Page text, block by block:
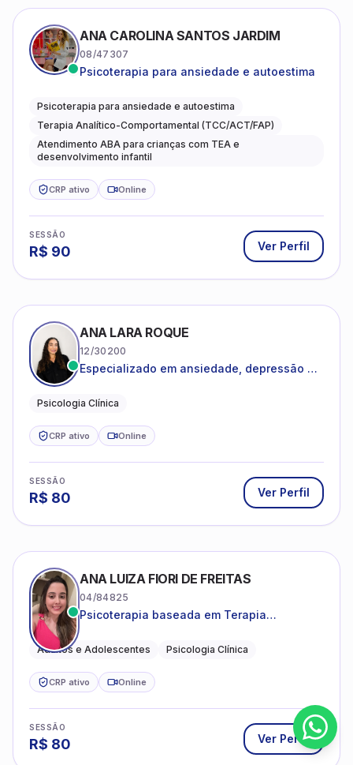
ANA CAROLINA SANTOS JARDIM
08/47307
Psicoterapia para ansiedade e autoestima
Psicoterapia para ansiedade e autoestima
Terapia Analítico-Comportamental (TCC/ACT/FAP)
Atendimento ABA para crianças com TEA e
desenvolvimento infantil
CRP ativo Online
SESSÃO
R$ 90 Ver Perfil
ANA LARA ROQUE
12/30200
Especializado em ansiedade, depressão e
Psicologia Clínica
CRP ativo Online
SESSÃO
R$ 80 Ver Perfil
ANA LUIZA FIORI DE FREITAS
04/84825
Psicoterapia baseada em Terapia
Adultos e Adolescentes Psicologia Clínica
CRP ativo Online
SESSÃO
R$ 80 Ver Perfil